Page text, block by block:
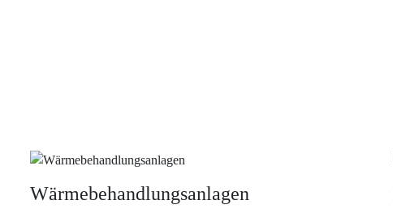
Wärmebehandlungsanlagen